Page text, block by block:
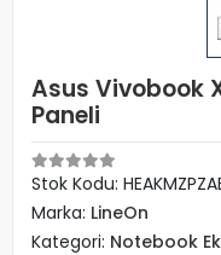
Asus Vivobook
Paneli
Stok Kodu:
Marka: LineOn
Kategori: Notebook